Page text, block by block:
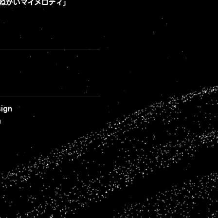
がいマイメロディ」